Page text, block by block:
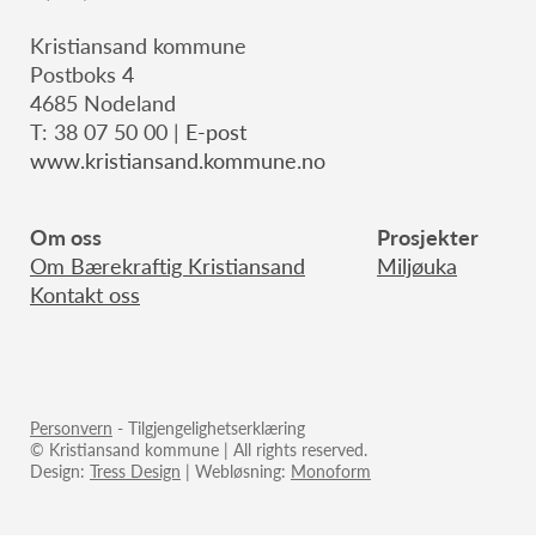
Kristiansand kommune
Postboks 4
4685 Nodeland
T: 38 07 50 00 | E-post
www.kristiansand.kommune.no
Om oss
Om Bærekraftig Kristiansand
Kontakt oss
Prosjekter
Miljøuka
Personvern - Tilgjengelighetserklæring
© Kristiansand kommune | All rights reserved.
Design: Tress Design | Webløsning: Monoform